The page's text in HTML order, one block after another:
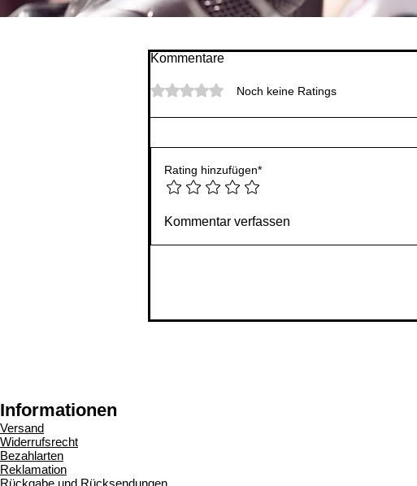
Kommentare
Mit 0 von 5 Sternen bewertet.Noch keine Ratings
Rating hinzufügen*
Kommentar verfassen
Informationen
Versand
Widerrufsrecht
Bezahlarten
Reklamation
Rückgabe und Rücksendungen